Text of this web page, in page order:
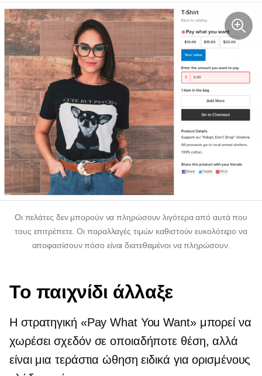
Οι πελάτες δεν μπορούν να πληρώσουν λιγότερα από αυτά που
τους επιτρέπετε. Οι παραλλαγές τιμών καθιστούν ευκολότερο να
αποφασίσουν πόσο είναι διατεθειμένοι να πληρώσουν.
Το παιχνίδι άλλαξε
Η στρατηγική «Pay What You Want» μπορεί να
χωρέσει σχεδόν σε οποιαδήποτε θέση, αλλά
είναι μια τεράστια ώθηση ειδικά για ορισμένους